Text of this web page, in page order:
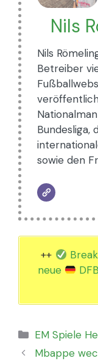
Nils
Nils
Betreiber
Bundesliga,
sowie den
++
neue
Kategorien
EM Spiele
Mbappe